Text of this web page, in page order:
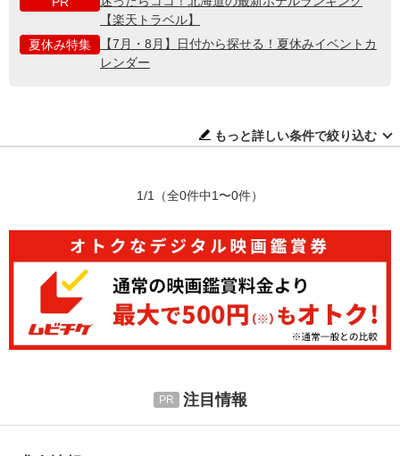
【楽天トラベル】
夏休み特集
【7月・8月】日付から探せる！夏休みイベントカ
レンダー
もっと詳しい条件で絞り込む
1/1 （全0件中1〜0件）
注目情報